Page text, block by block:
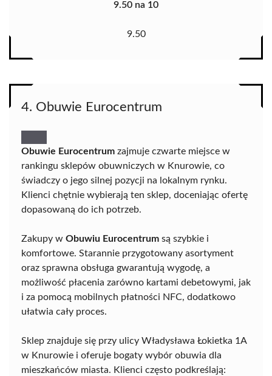
9.50 na 10
9.50
4. Obuwie Eurocentrum
Obuwie Eurocentrum zajmuje czwarte miejsce w
rankingu sklepów obuwniczych w Knurowie, co
świadczy o jego silnej pozycji na lokalnym rynku.
Klienci chętnie wybierają ten sklep, doceniając ofertę
dopasowaną do ich potrzeb.
Zakupy w Obuwiu Eurocentrum są szybkie i
komfortowe. Starannie przygotowany asortyment
oraz sprawna obsługa gwarantują wygodę, a
możliwość płacenia zarówno kartami debetowymi, jak
i za pomocą mobilnych płatności NFC, dodatkowo
ułatwia cały proces.
Sklep znajduje się przy ulicy Władysława Łokietka 1A
w Knurowie i oferuje bogaty wybór obuwia dla
mieszkańców miasta. Klienci często podkreślają: